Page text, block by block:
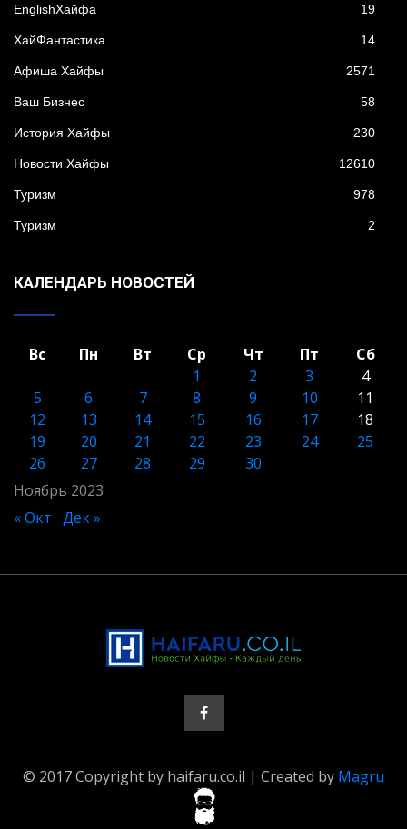
EnglishХайфа 19
XайФантастика 14
Афиша Хайфы 2571
Ваш Бизнес 58
История Хайфы 230
Новости Хайфы 12610
Туризм 978
Туризм 2
КАЛЕНДАРЬ НОВОСТЕЙ
Ноябрь 2023
Вс Пн Вт Ср Чт Пт
Сб
1
2 3
4
5
6 7 8 9 10
11
12
13 14 15 16 17
18
19
20 21 22 23 24
25
26
27 28 29 30
« Окт Дек »
© 2017 Copyright by haifaru.co.il | Created by Magru